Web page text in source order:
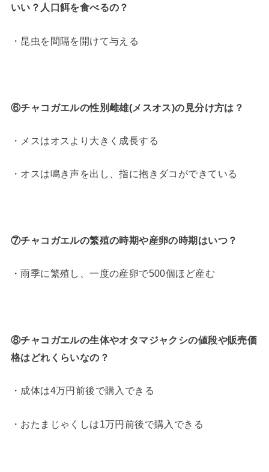
いい？人口餌を食べるの？
・昆虫を間隔を開けて与える
⑥チャコガエルの性別雌雄(メスオス)の見分け方は？
・メスはオスより大きく成長する
・オスは鳴き声を出し、指に抱きダコができている
⑦チャコガエルの繁殖の時期や産卵の時期はいつ？
・雨季に繁殖し、一度の産卵で500個ほど産む
⑧チャコガエルの生体やオタマジャクシの値段や販売価
格はどれくらいなの？
・成体は4万円前後で購入できる
・おたまじゃくしは1万円前後で購入できる